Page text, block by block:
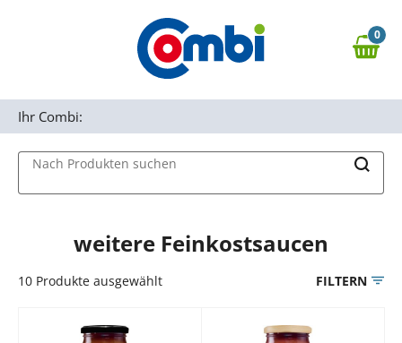
Zur Navigation springen
0,00 €
0
Nach Produkten suchen
Ihr Combi:
weitere Feinkostsaucen
10 Produkte ausgewählt FILTERN